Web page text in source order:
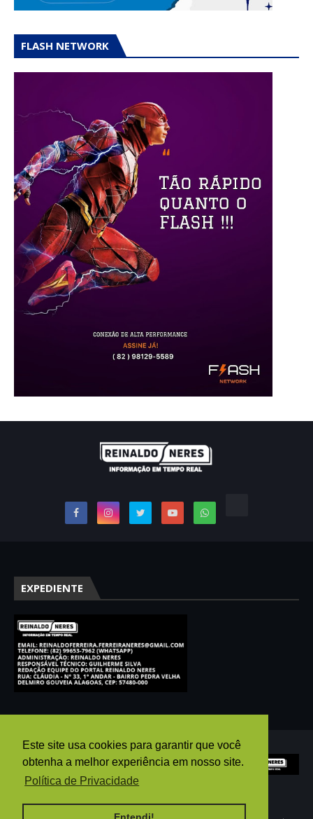
Este site usa cookies para garantir que você
obtenha a melhor experiência em nosso site.
Política de Privacidade
FLASH NETWORK
EXPEDIENTE